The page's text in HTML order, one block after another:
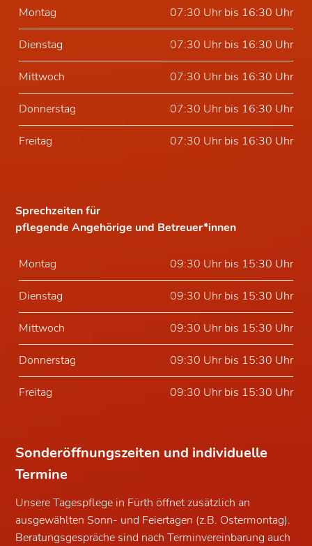
Montag 07:30 Uhr bis 16:30 Uhr
Dienstag 07:30 Uhr bis 16:30 Uhr
Mittwoch 07:30 Uhr bis 16:30 Uhr
Donnerstag 07:30 Uhr bis 16:30 Uhr
Freitag 07:30 Uhr bis 16:30 Uhr
Sprechzeiten für
pflegende Angehörige und Betreuer*innen
Montag 09:30 Uhr bis 15:30 Uhr
Dienstag 09:30 Uhr bis 15:30 Uhr
Mittwoch 09:30 Uhr bis 15:30 Uhr
Donnerstag 09:30 Uhr bis 15:30 Uhr
Freitag 09:30 Uhr bis 15:30 Uhr
Sonderöffnungszeiten und individuelle
Termine
Unsere Tagespflege in Fürth öffnet zusätzlich an
ausgewählten Sonn- und Feiertagen (z.B. Ostermontag).
Beratungsgespräche sind nach Terminvereinbarung auch